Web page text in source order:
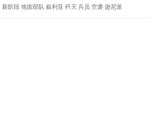
新阶段 地面部队 叙利亚 歼灭 兵员 空袭 逊尼派